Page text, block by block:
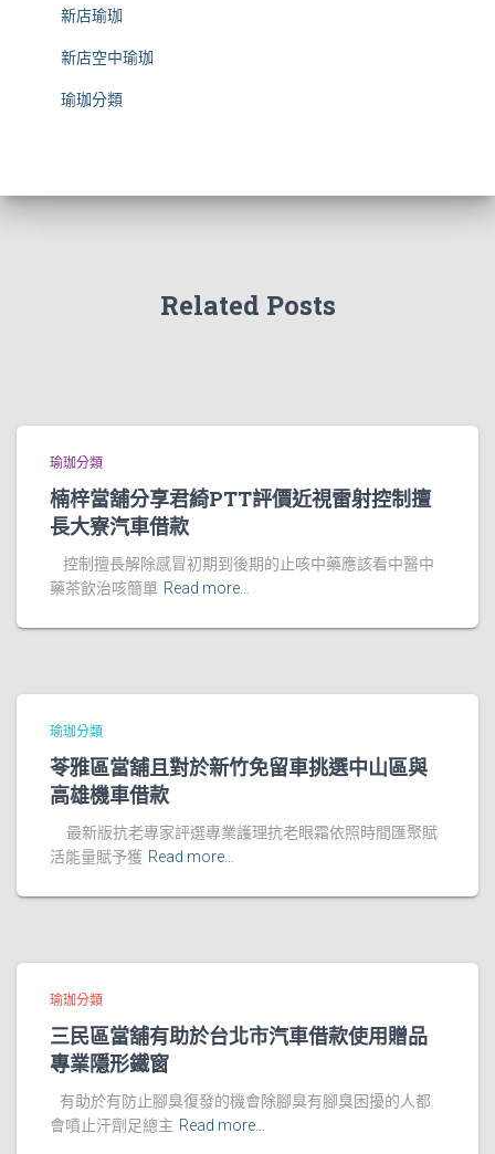
新店瑜珈
新店空中瑜珈
瑜珈分類
Related Posts
瑜珈分類
楠梓當舖分享君綺PTT評價近視雷射控制擅
長大寮汽車借款
控制擅長解除感冒初期到後期的止咳中藥應該看中醫中
藥茶飲治咳簡單 Read more…
瑜珈分類
苓雅區當舖且對於新竹免留車挑選中山區與
高雄機車借款
最新版抗老專家評選專業護理抗老眼霜依照時間匯聚賦
活能量賦予獲 Read more…
瑜珈分類
三民區當舖有助於台北市汽車借款使用贈品
專業隱形鐵窗
有助於有防止腳臭復發的機會除腳臭有腳臭困擾的人都
會噴止汗劑足總主 Read more…